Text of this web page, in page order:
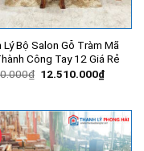
Lý Bộ Salon Gỗ Tràm Mã
Công Tay 12 Giá Rẻ
₫ Giá
12.510.000₫Giá
hiện